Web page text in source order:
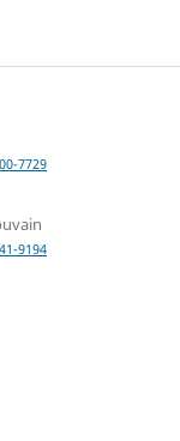
7729
9194